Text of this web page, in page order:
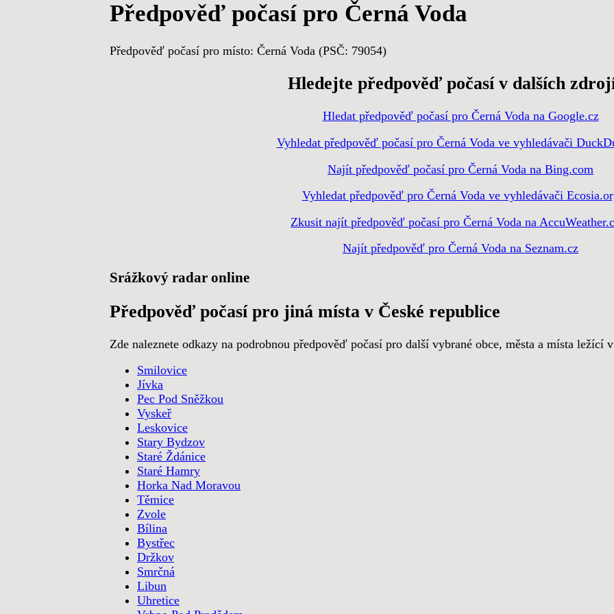
Předpověď počasí pro Černá Voda
Předpověď počasí pro místo: Černá Voda (PSČ: 79054)
Hledejte předpověď počasí v dalších
Hledat předpověď počasí pro Černá Voda na Google.cz
Vyhledat předpověď počasí pro Černá Voda ve vyhledávači
Najít předpověď počasí pro Černá Voda na Bing.com
Vyhledat předpověď pro Černá Voda ve vyhledávači
Zkusit najít předpověď počasí pro Černá Voda na
Najít předpověď pro Černá Voda na Seznam.cz
Srážkový radar online
Předpověď počasí pro jiná místa v České republice
Zde naleznete odkazy na podrobnou předpověď počasí pro další vybrané obce, města a místa ležící
Smilovice
Jívka
Pec Pod Sněžkou
Vyskeř
Leskovice
Stary Bydzov
Staré Ždánice
Staré Hamry
Horka Nad Moravou
Těmice
Zvole
Bílina
Bystřec
Držkov
Smrčná
Libun
Uhretice